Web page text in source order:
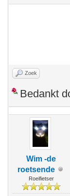
Zoek
Bedankt
Wim -de
roetsende
Roeifietser